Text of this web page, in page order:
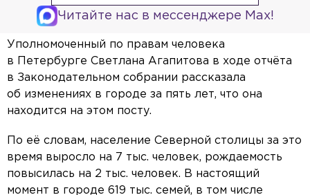
Читайте нас в мессенджере Max!
Уполномоченный по правам человека
в Петербурге Светлана Агапитова в ходе отчёта
в Законодательном собрании рассказала
об изменениях в городе за пять лет, что она
находится на этом посту.
По её словам, население Северной столицы за это
время выросло на 7 тыс. человек, рождаемость
повысилась на 2 тыс. человек. В настоящий
момент в городе 619 тыс. семей, в том числе